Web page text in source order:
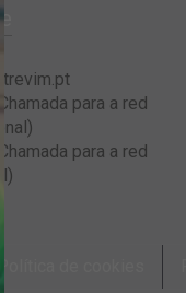
para a red
para a red